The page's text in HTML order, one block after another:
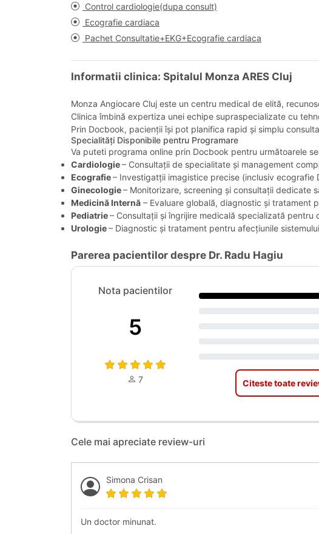
Control cardiologie(dupa consult)
Ecografie cardiaca
Pachet Consultatie+EKG+Ecografie cardiaca
Informatii clinica: Spitalul Monza ARES Cluj
Monza Angiocare Cluj este un centru medical de elită,
Clinica îmbină expertiza unei echipe supraspecializate cu
Prin Docbook, pacienții își pot planifica rapid și simplu
Specialități Disponibile pentru Programare
Va puteti programa online prin Docbook pentru următoarele
Cardiologie– Consultații de specialitate și management
Ecografie– Investigatții imagistice precise (inclusiv
Ginecologie– Monitorizare, screening și consultații dedicate
Medicină Internă – Evaluare globală, diagnostic și tratament
Pediatrie– Consultații și îngrijire medicală specializată pentru
Urologie– Diagnostic și tratament pentru afecțiunile
Parerea pacientilor despre Dr. Radu Hagiu
Nota pacientilor
5
7 Citeste toate
Cele mai apreciate review-uri
Simona Crisan
Un doctor minunat.